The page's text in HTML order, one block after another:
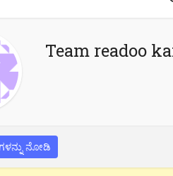
Team readoo
ನೋಡಿ